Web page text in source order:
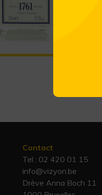
Contact
Tel : 02 420 01 15
info@vizyon.be
Drève Anna Boch 11